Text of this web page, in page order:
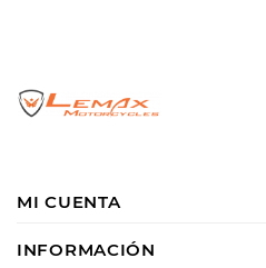
MI CUENTA
INFORMACIÓN